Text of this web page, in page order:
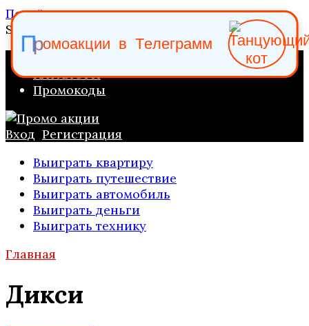
Перейти к содержанию
Search for:
ПРОМО АКЦИИ
КАТАЛОГИ
Промокоды
Вход Регистрация
Выиграть квартиру
Выиграть путешествие
Выиграть автомобиль
Выиграть деньги
Выиграть технику
Главная
Дикси
Промоакции в Телеграмм